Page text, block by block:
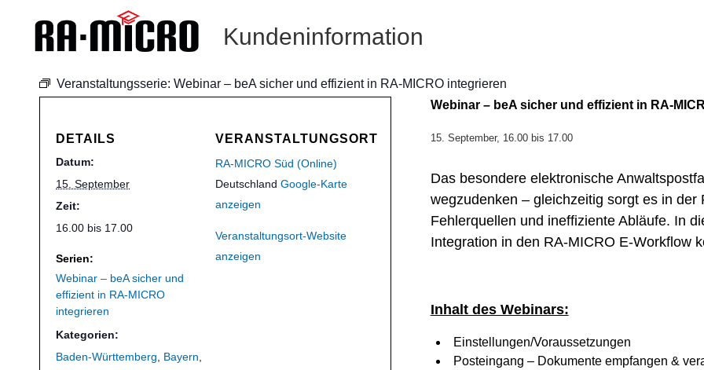
Kundeninformation
Veranstaltungsserie: Webinar – beA sicher und effizient in RA-MICRO integrieren
Webinar – beA sicher und effizient in RA-
15. September, 16.00bis 17.00
Das besondere elektronische
wegzudenken – gleichzeitig sorgt es in
Fehlerquellen und ineffiziente Abläufe. In
Integration in den RA-MICRO E-Workflow
Inhalt des Webinars:
Einstellungen/Voraussetzungen
Posteingang – Dokumente empfangen &
DETAILS
Datum:
15. September
Zeit:
16.00 bis 17.00
Serien:
Webinar – beA sicher und
effizient in RA-MICRO
integrieren
Kategorien:
Baden-Württemberg
Bayern
VERANSTALTUNGSORT
RA-MICRO Süd (Online)
Deutschland Google-Karte
anzeigen
Veranstaltungsort-Website
anzeigen